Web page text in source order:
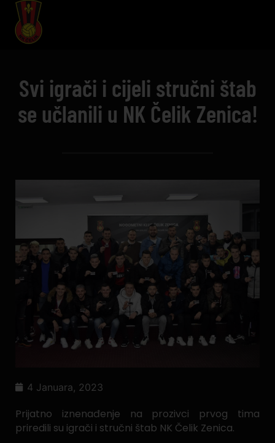
Svi igrači i cijeli stručni štab
se učlanili u NK Čelik Zenica!
4 Januara, 2023
Prijatno iznenađenje na prozivci prvog tima
priredili su igrači i stručni štab NK Čelik Zenica.